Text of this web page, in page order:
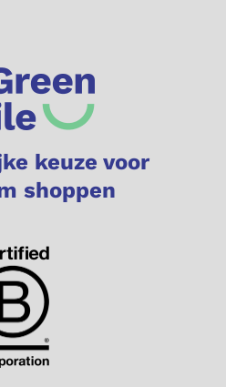
keuze voor
shoppen